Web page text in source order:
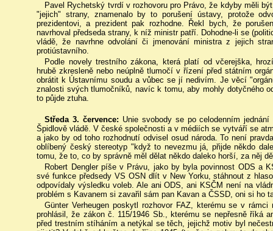
Pavel Rychetský tvrdí v rozhovoru pro Právo, že kdyby měli
"jejich" strany, znamenalo by to porušení ústavy, protože
prezidentovi, a prezident pak rozhodne. Řekl bych, že
navrhoval předseda strany, k níž ministr patří. Dohodne-li se
vládě, že navrhne odvolání či jmenování ministra z jejich
protiústavního.
Podle novely trestního zákona, která platí od včerejška,
hrubě zkresleně nebo neúplně tlumočí v řízení před státním
obrátit k Ústavnímu soudu a vůbec se jí nedivím. Je věcí
znalosti svých tlumočníků, navíc k tomu, aby mohly dotyčného
to půjde ztuha.
Středa 3. července: Unie svobody se po celodenním
Špidlově vládě. V české společnosti a v médiích se vytváří se
a jako by od toho rozhodnutí odvisel osud národa. To není
oblíbený český stereotyp "když to nevezmu já, přijde někdo
tomu, že to, co by správně měl dělat někdo daleko horší, za něj
Robert Dengler píše v Právu, jako by byla povinnost ODS a
své funkce předsedy VS OSN dlít v New Yorku, stáhnout z
odpovídaly výsledku voleb. Ale ani ODS, ani KSČM není na
problém s Kavanem si zavařil sám pan Kavan a ČSSD, oni si ho
Günter Verheugen poskytl rozhovor FAZ, kterému se v
prohlásil, že zákon č. 115/1946 Sb., kterému se nepřesně říká
před trestním stíháním a netýkal se těch, jejichž motiv byl